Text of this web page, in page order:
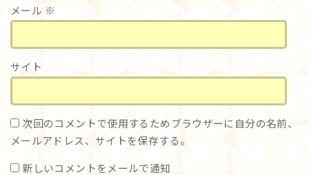
メール ※
サイト
次回のコメントで使用するためブラウザーに自分の名前、
メールアドレス、サイトを保存する。
新しいコメントをメールで通知